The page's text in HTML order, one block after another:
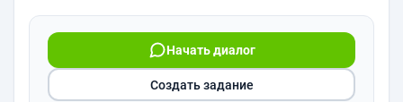
Начать диалог
Создать задание